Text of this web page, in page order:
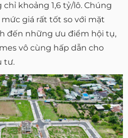
khoảng 1,6 tỷ/lô. Chúng
giá rất tốt so với mặt
đến những ưu điểm hội tụ,
vô cùng hấp dẫn cho
tư.